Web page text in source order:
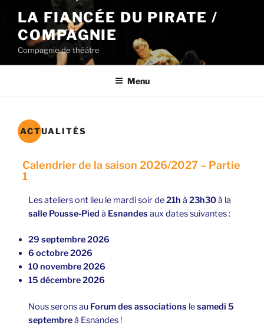
contenu
principal
LA FIANCÉE DU PIRATE /
COMPAGNIE
Compagnie de théâtre
Menu
ACTUALITÉS
Calendrier de la saison 2026/2027 – Partie
1
Les ateliers ont lieu le mardi soir de21h à 23h30à la
salle Pousse-Pied à Esnandes aux dates suivantes :
29 septembre 2026
6 octobre 2026
10 novembre 2026
15 décembre 2026
Nous serons au Forum des associations lesamedi 5
septembreà Esnandes !